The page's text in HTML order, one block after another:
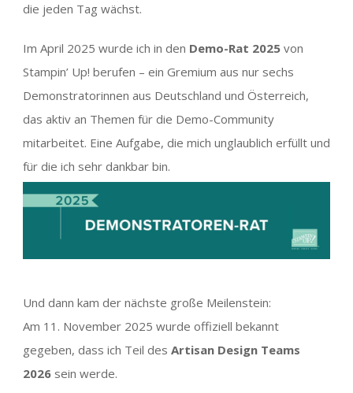
die jeden Tag wächst.
Im April 2025 wurde ich in den Demo-Rat 2025 von
Stampin’ Up! berufen – ein Gremium aus nur sechs
Demonstratorinnen aus Deutschland und Österreich,
das aktiv an Themen für die Demo-Community
mitarbeitet. Eine Aufgabe, die mich unglaublich erfüllt und
für die ich sehr dankbar bin.
Und dann kam der nächste große Meilenstein:
Am 11. November 2025 wurde offiziell bekannt
gegeben, dass ich Teil des Artisan Design Teams
2026 sein werde.